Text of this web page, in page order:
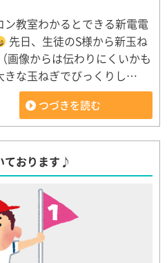
教室わかるとできる新電電
先日、生徒のS様から新玉ね
画像からは伝わりにくいかも
きな玉ねぎでびっくりし…
つづきを読む
ております♪